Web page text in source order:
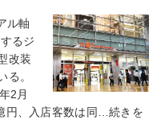
ル軸
るジ
改装
る。
2月
円、入店客数は同…続きを